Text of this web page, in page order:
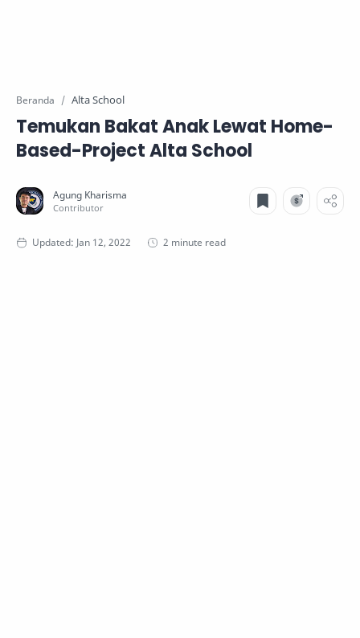
Beranda Alta School
Temukan Bakat Anak Lewat Home-
Based-Project Alta School
2 minute read